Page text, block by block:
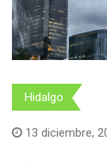
Hidalgo
13 diciembre,